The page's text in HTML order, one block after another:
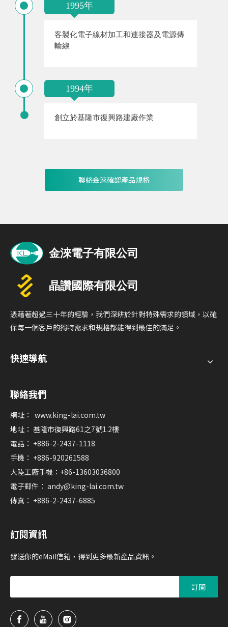
1995年
客製化電子線材加工和連接器及電源傳
輸線
1994年
創立於基隆市復興路建廠作業
聯絡金淶確認產品規格
憑藉著超過三十年的經驗，我們深耕於針對特殊需求的領域，以確
保每一個客戶的獨特需求和規格都能得到最佳的滿足。
快速導航
聯絡我們
網址： www.king-lai.com.tw
地址： 基隆市復興路61之7號1.2樓
電話： +886-2-2437-1118
手機： +886-920261588
大陸工廠手機：+86-13603036800
電子郵件： andy@king-lai.com.tw
傳真： +886-2-2437-6885
訂閱資訊
發送你的eMail信箱，得到更多最新產品資訊。
訂閱